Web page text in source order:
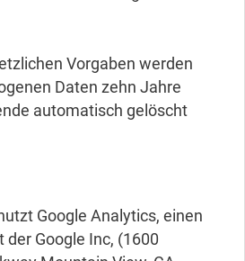
Vorgaben werden
Daten zehn Jahre
automatisch gelöscht
Google Analytics, einen
Google Inc, (1600